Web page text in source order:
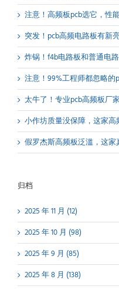
注意！高频板pcb选它，性
突发！pcb高频电路板有新
炸锅！f4b电路板和普通电
注意！99%工程师都忽略的
太牛了！专业pcb高频板厂
小作坊质量没保障，这家高
假罗杰斯高频板泛滥，这家
归档
2025 年 11 月 (12)
2025 年 10 月 (98)
2025 年 9 月 (85)
2025 年 8 月 (138)